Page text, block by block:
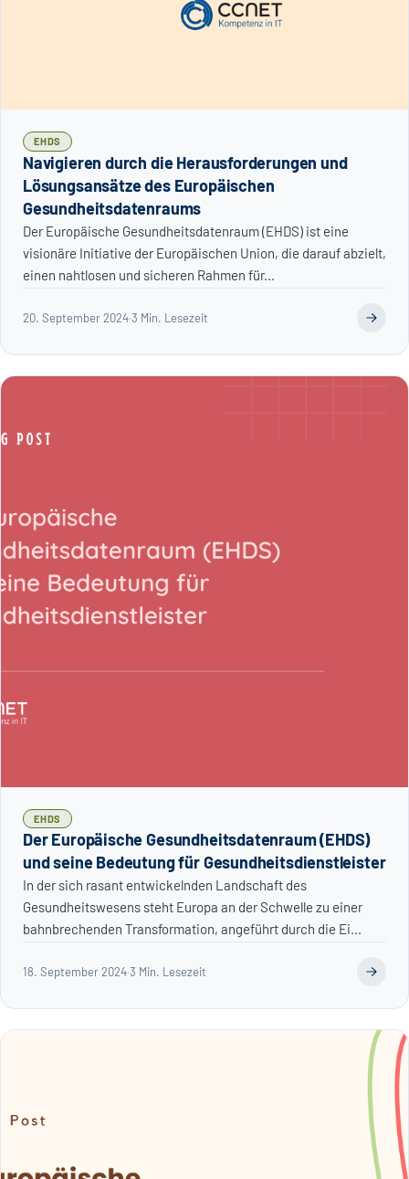
EHDS
Navigieren durch die Herausforderungen und
Lösungsansätze des Europäischen
Gesundheitsdatenraums
Der Europäische Gesundheitsdatenraum (EHDS) ist eine
visionäre Initiative der Europäischen Union, die darauf abzielt,
einen nahtlosen und sicheren Rahmen für...
20. September 2024·3 Min. Lesezeit
EHDS
Der Europäische Gesundheitsdatenraum (EHDS)
und seine Bedeutung für Gesundheitsdienstleister
In der sich rasant entwickelnden Landschaft des
Gesundheitswesens steht Europa an der Schwelle zu einer
bahnbrechenden Transformation, angeführt durch die Ei...
18. September 2024·3 Min. Lesezeit